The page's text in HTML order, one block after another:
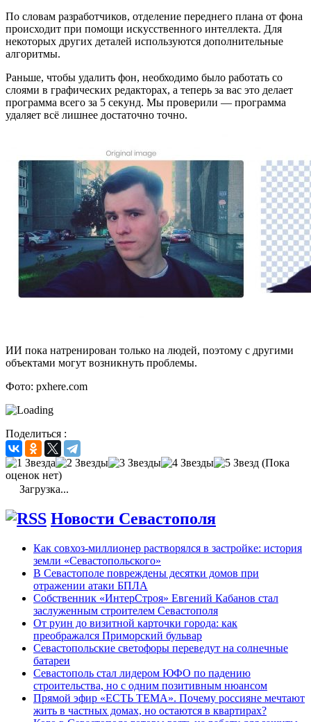
По словам разработчиков, отделение переднего плана от фона
происходит при помощи искусственного интеллекта. Для
некоторых других деталей используются дополнительные
алгоритмы.
Раньше, чтобы удалить фон, необходимо было работать со
слоями в графических редакторах, а теперь за вас это делает
программа всего за 5 секунд. Мы проверили — программа
удаляет всё лишнее достаточно точно.
ИИ пока натренирован только на людей, поэтому с другими
объектами могут возникнуть проблемы.
Фото: pxhere.com
Поделиться :
(Пока
оценок нет)
Загрузка...
Новости Севастополя
Как совхоз-миллионер растворялся в застройке: история
земли «Севастопольского»
В Севастополе повреждены десятки домов при
отражении атаки БПЛА
Собственник «ИнтерСтроя» Евгений Кабанов стал
заслуженным строителем Севастополя
От руин до визитной карточки города: как
преображался Приморский бульвар
Севастопольские светофоры переведут на солнечные
батареи
Севастополь стал лидером ЮФО по падению
строительства, но с одним позитивным нюансом
Прямой эфир «ЕСТЬ ТЕМА». Почему россияне мечтают
жить в частных домах, но остаются в квартирах?